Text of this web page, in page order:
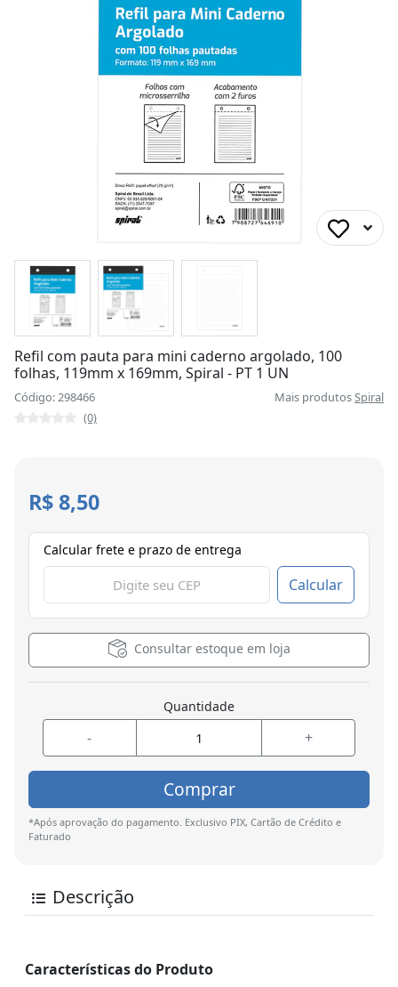
Refil com pauta para mini caderno argolado, 100
folhas, 119mm x 169mm, Spiral - PT 1 UN
Código: 298466 Mais produtosSpiral
(0)
R$ 8,50
Calcular frete e prazo de entrega
Calcular
Consultar estoque em loja
Quantidade
- +
Comprar
*Após aprovação do pagamento. Exclusivo PIX, Cartão de Crédito e
Faturado
Descrição
Características do Produto